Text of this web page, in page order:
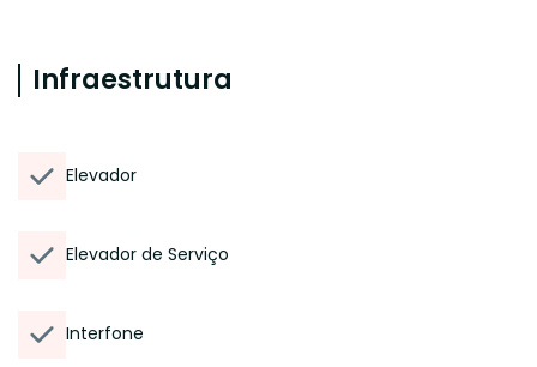
Infraestrutura
Elevador
Elevador de Serviço
Interfone